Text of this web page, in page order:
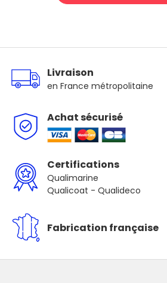
Livraison
en France métropolitaine
Achat sécurisé
Certifications
Qualimarine
Qualicoat - Qualideco
Fabrication française